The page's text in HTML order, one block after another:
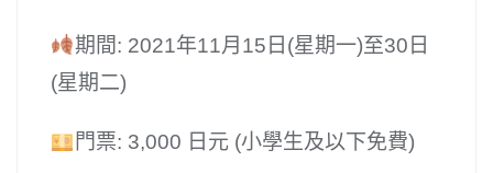
期間: 2021年11月15日(星期一)至30日
(星期二)
門票: 3,000 日元 (小學生及以下免費)